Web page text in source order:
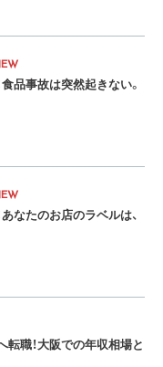
品事故は突然起きない。
なたのお店のラベルは、
職！大阪での年収相場と